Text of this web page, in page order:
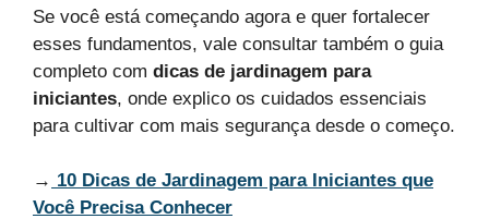
Se você está começando agora e quer fortalecer
esses fundamentos, vale consultar também o guia
completo com dicas de jardinagem para
iniciantes, onde explico os cuidados essenciais
para cultivar com mais segurança desde o começo.
→ 10 Dicas de Jardinagem para Iniciantes que
Você Precisa Conhecer